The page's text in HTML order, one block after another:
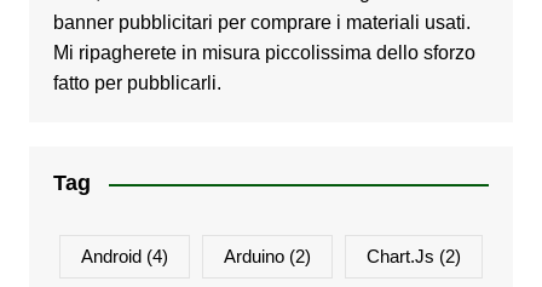
banner pubblicitari per comprare i materiali usati.
Mi ripagherete in misura piccolissima dello sforzo
fatto per pubblicarli.
Tag
Android(4) Arduino (2) Chart.js (2)